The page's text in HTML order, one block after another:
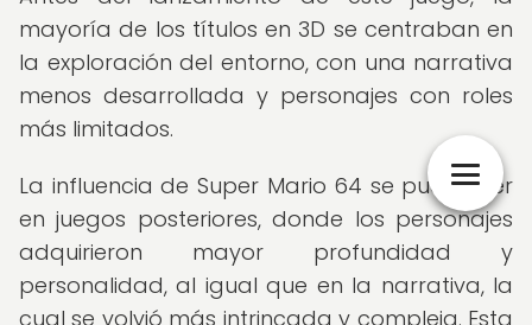
mayoría de los títulos en 3D se centraban en
la exploración del entorno, con una narrativa
menos desarrollada y personajes con roles
más limitados.
La influencia de Super Mario 64 se puede ver
en juegos posteriores, donde los personajes
adquirieron mayor profundidad y
personalidad, al igual que en la narrativa, la
cual se volvió más intrincada y compleja. Esta